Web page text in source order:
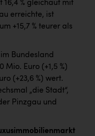
% gleichauf mit
erreichte, ist
+15,7 % teurer als
im Bundesland
Euro (+1,5 %)
(+23,6 %) wert.
„die Stadt“,
Pinzgau und